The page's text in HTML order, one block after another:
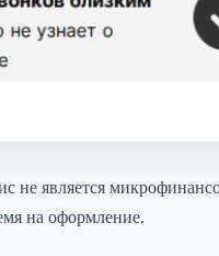
является
на оформление.